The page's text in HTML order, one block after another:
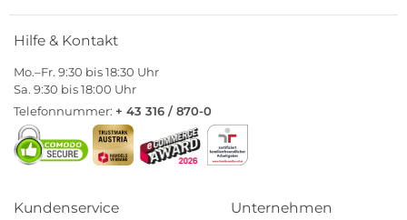
Hilfe & Kontakt
Mo.–Fr. 9:30 bis 18:30 Uhr
Sa. 9:30 bis 18:00 Uhr
Telefonnummer: + 43 316 / 870-0
Kundenservice Unternehmen